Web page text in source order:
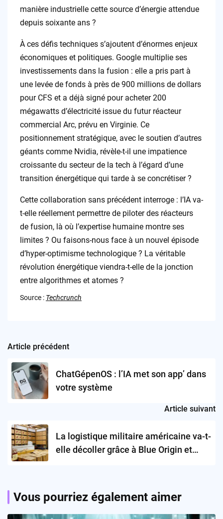
manière industrielle cette source d’énergie attendue
depuis soixante ans ?
À ces défis techniques s’ajoutent d’énormes enjeux
économiques et politiques. Google multiplie ses
investissements dans la fusion : elle a pris part à
une levée de fonds à près de 900 millions de dollars
pour CFS et a déjà signé pour acheter 200
mégawatts d’électricité issue du futur réacteur
commercial Arc, prévu en Virginie. Ce
positionnement stratégique, avec le soutien d’autres
géants comme Nvidia, révèle-t-il une impatience
croissante du secteur de la tech à l’égard d’une
transition énergétique qui tarde à se concrétiser ?
Cette collaboration sans précédent interroge : l’IA va-
t-elle réellement permettre de piloter des réacteurs
de fusion, là où l’expertise humaine montre ses
limites ? Ou faisons-nous face à un nouvel épisode
d’hyper-optimisme technologique ? La véritable
révolution énergétique viendra-t-elle de la jonction
entre algorithmes et atomes ?
Source : Techcrunch
Post
navigation
Article précédent
ChatGépenOS : l’IA met son app’ dans
votre système
Article suivant
La logistique militaire américaine va-t-
elle décoller grâce à Blue Origin et
Vous pourriez également aimer